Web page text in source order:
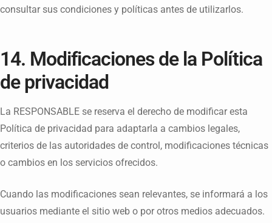
consultar sus condiciones y políticas antes de utilizarlos.
14. Modificaciones de la Política
de privacidad
La RESPONSABLE se reserva el derecho de modificar esta
Política de privacidad para adaptarla a cambios legales,
criterios de las autoridades de control, modificaciones técnicas
o cambios en los servicios ofrecidos.
Cuando las modificaciones sean relevantes, se informará a los
usuarios mediante el sitio web o por otros medios adecuados.